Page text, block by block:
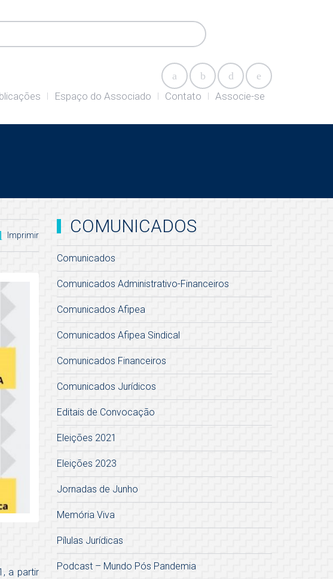
Espaço do Associado Contato Associe-se
Imprimir
a partir
COMUNICADOS
Comunicados
Comunicados Administrativo-Financeiros
Comunicados Afipea
Comunicados Afipea Sindical
Comunicados Financeiros
Comunicados Jurídicos
Editais de Convocação
Eleições 2021
Eleições 2023
Jornadas de Junho
Memória Viva
Pílulas Jurídicas
Podcast – Mundo Pós Pandemia